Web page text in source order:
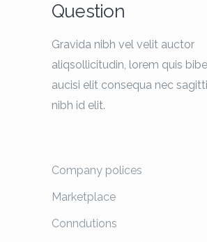
Question
Gravida nibh vel velit auctor
aliqsollicitudin, lorem quis
aucisi elit consequa nec
nibh id elit.
Company polices
Marketplace
Conndutions